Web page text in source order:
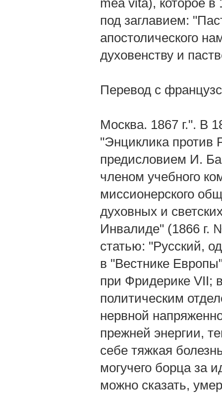
mea vita), которое
под заглавием:
апостолического
духовенству и
Перевод с
Москва. 1867 г.". В
"Энциклика против
предисловием И.
членом учебного
миссионерского
духовных и
Инвалиде" (1866
статью: "Русский,
в "Вестнике
при Фридерике VII;
политическим
нервной
прежней энергии,
себе тяжкая
могучего борца за
можно сказать,